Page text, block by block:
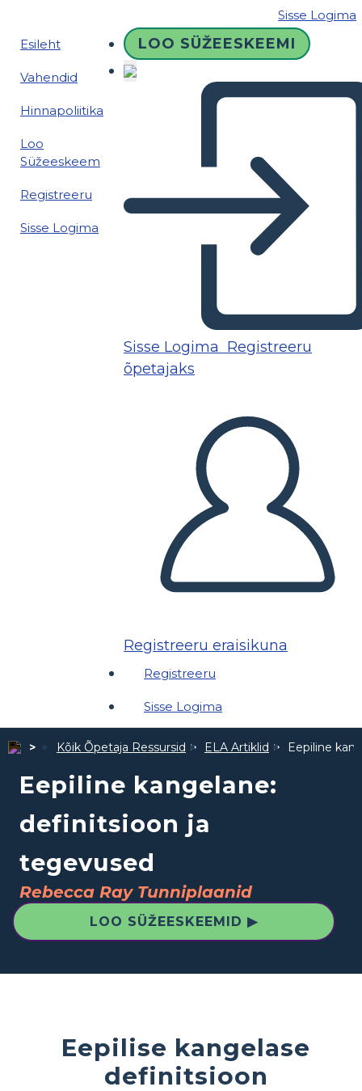
Sisse Logima
Esileht
Vahendid
Hinnapoliitika
Loo
Süžeeskeem
Registreeru
Sisse Logima
LOO SÜŽEESKEEMI
Sisse Logima Registreeru
õpetajaks
Registreeru eraisikuna
Registreeru
Sisse Logima
Kõik Õpetaja Ressursid ELA Artiklid Eepiline
Eepiline kangelane:
definitsioon ja
tegevused
Rebecca Ray Tunniplaanid
LOO SÜŽEESKEEMID ▶
Eepilise kangelase
definitsioon